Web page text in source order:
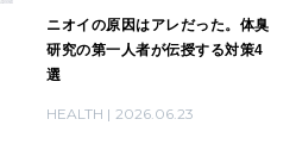
ニオイの原因はアレだった。体臭
研究の第一人者が伝授する対策4
選
HEALTH 2026.06.23